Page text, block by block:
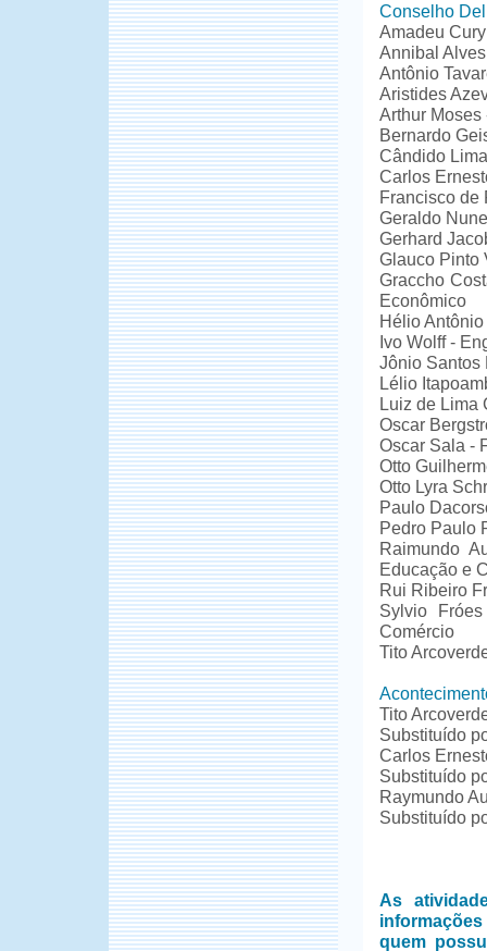
Conselho
Amadeu
Annibal
Antônio
Aristides
Arthur
Bernardo
Cândido
Carlos
Francisco de
Geraldo
Gerhard
Glauco Pinto
Graccho
Econômico
Hélio
Ivo Wolff -
Jônio Santos
Lélio
Luiz de Lima
Oscar
Oscar Sala -
Otto
Otto Lyra
Paulo
Pedro Paulo
Raimundo
Educação e
Rui Ribeiro
Sylvio
Comércio
Tito
Tito
Substituído
Carlos
Substituído
Raymundo
Substituído
As
quem